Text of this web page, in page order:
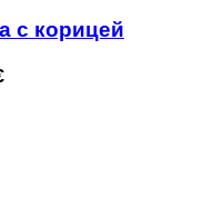
с корицей